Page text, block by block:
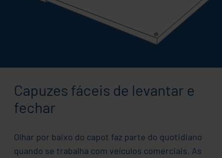
Capuzes fáceis de levantar e
fechar
Olhar por baixo do capot faz parte do quotidiano
quando se trabalha com veículos comerciais. As